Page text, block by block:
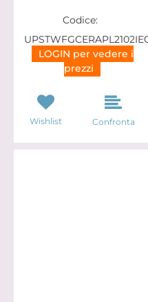
Codice:
LOGIN per vedere i
prezzi
Wishlist Confronta